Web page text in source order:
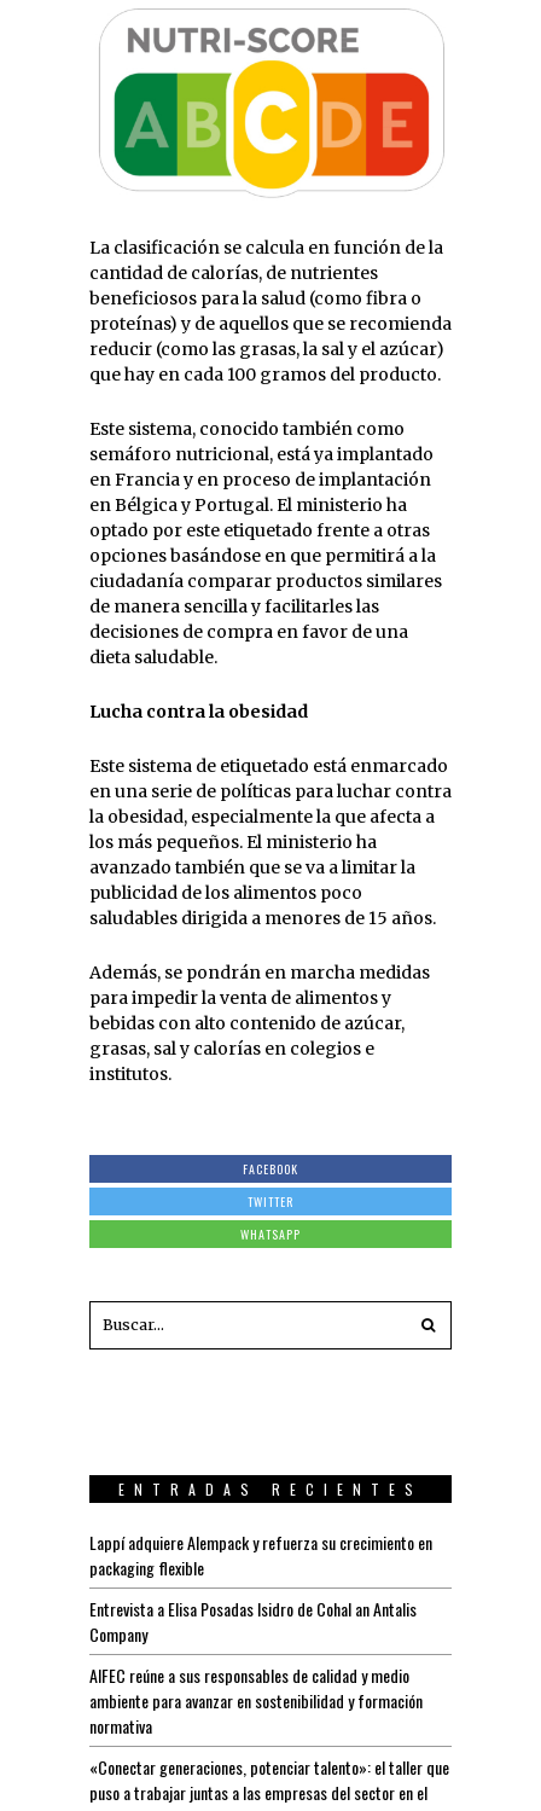
La clasificación se calcula en función de la
cantidad de calorías, de nutrientes
beneficiosos para la salud (como fibra o
proteínas) y de aquellos que se recomienda
reducir (como las grasas, la sal y el azúcar)
que hay en cada 100 gramos del producto.
Este sistema, conocido también como
semáforo nutricional, está ya implantado
en Francia y en proceso de implantación
en Bélgica y Portugal. El ministerio ha
optado por este etiquetado frente a otras
opciones basándose en que permitirá a la
ciudadanía comparar productos similares
de manera sencilla y facilitarles las
decisiones de compra en favor de una
dieta saludable.
Lucha contra la obesidad
Este sistema de etiquetado está enmarcado
en una serie de políticas para luchar contra
la obesidad, especialmente la que afecta a
los más pequeños. El ministerio ha
avanzado también que se va a limitar la
publicidad de los alimentos poco
saludables dirigida a menores de 15 años.
Además, se pondrán en marcha medidas
para impedir la venta de alimentos y
bebidas con alto contenido de azúcar,
grasas, sal y calorías en colegios e
institutos.
FACEBOOK
TWITTER
WHATSAPP
ENTRADAS RECIENTES
Lappí adquiere Alempack y refuerza su crecimiento en
packaging flexible
Entrevista a Elisa Posadas Isidro de Cohal an Antalis
Company
AIFEC reúne a sus responsables de calidad y medio
ambiente para avanzar en sostenibilidad y formación
normativa
«Conectar generaciones, potenciar talento»: el taller que
puso a trabajar juntas a las empresas del sector en el